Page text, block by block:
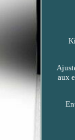
aux